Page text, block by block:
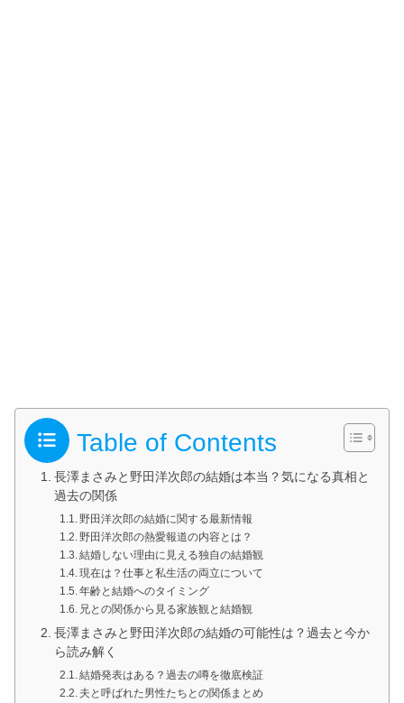
Table of Contents
長澤まさみと野田洋次郎の結婚は本当？気になる真相と
過去の関係
野田洋次郎の結婚に関する最新情報
野田洋次郎の熱愛報道の内容とは？
結婚しない理由に見える独自の結婚観
現在は？仕事と私生活の両立について
年齢と結婚へのタイミング
兄との関係から見る家族観と結婚観
長澤まさみと野田洋次郎の結婚の可能性は？過去と今か
ら読み解く
結婚発表はある？過去の噂を徹底検証
夫と呼ばれた男性たちとの関係まとめ